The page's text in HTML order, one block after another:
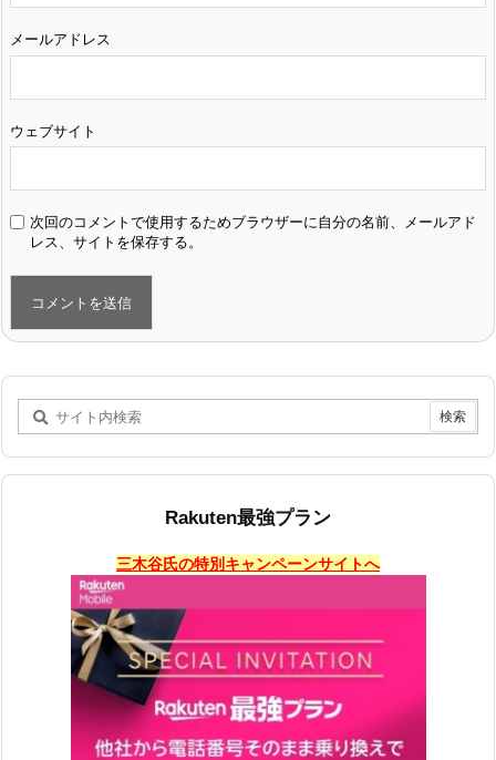
メールアドレス
ウェブサイト
次回のコメントで使用するためブラウザーに自分の名前、メールアド
レス、サイトを保存する。
Rakuten最強プラン
三木谷氏の特別キャンペーンサイトへ